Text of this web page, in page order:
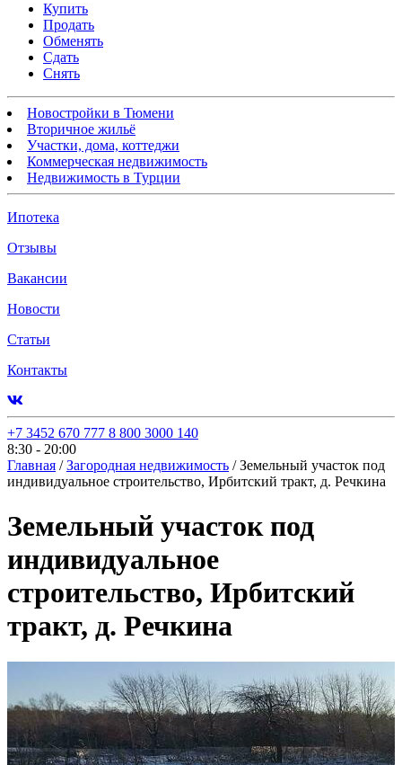
Купить
Продать
Обменять
Сдать
Снять
Новостройки в Тюмени
Вторичное жильё
Участки, дома, коттеджи
Коммерческая недвижимость
Недвижимость в Турции
Ипотека
Отзывы
Вакансии
Новости
Статьи
Контакты
+7 3452 670 777 8 800 3000 140
8:30 - 20:00
Главная / Загородная недвижимость / Земельный участок под
индивидуальное строительство, Ирбитский тракт, д. Речкина
Земельный участок под
индивидуальное
строительство, Ирбитский
тракт, д. Речкина